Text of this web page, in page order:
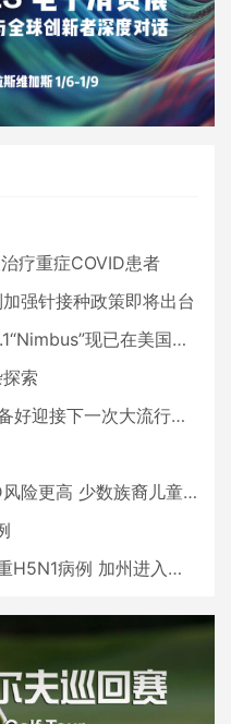
疗重症COVID患者
强针接种政策即将出台
现已在美国占据主导地位
索
接下一次大流行了吗？
高 少数族裔儿童存在差异
病例 加州进入紧急状态